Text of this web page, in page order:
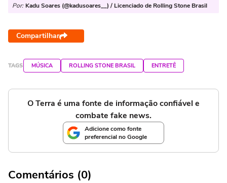
Por: Kadu Soares (@kadusoares__) / Licenciado de Rolling Stone Brasil
Compartilhar
TAGS MÚSICA ROLLING STONE BRASIL ENTRETÊ
O Terra é uma fonte de informação confiável e
combate fake news.
Adicione como fonte
preferencial no Google
Comentários (0)